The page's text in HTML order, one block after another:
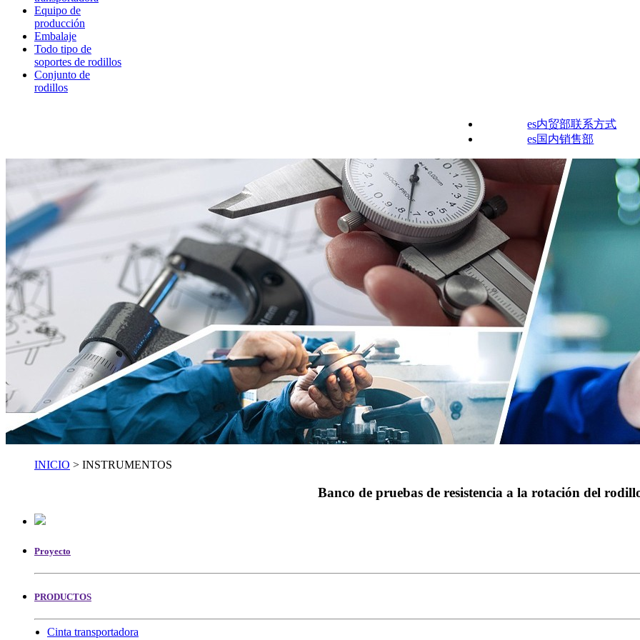
Equipo de
producción
Embalaje
Todo tipo de
soportes de rodillos
Conjunto de
rodillos
es内贸部联系方式
es国内销售部
INICIO > INSTRUMENTOS
Banco de pruebas de resistencia a la rotación del
Proyecto
PRODUCTOS
Cinta transportadora